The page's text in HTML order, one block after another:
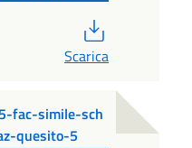
Scarica
fac-simile-sch
quesito-5